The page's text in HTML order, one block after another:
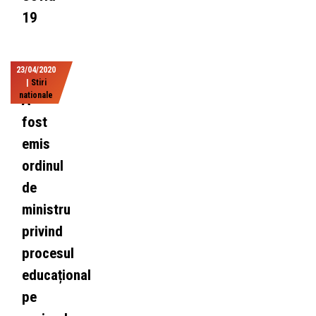
19
23/04/2020
Stiri
nationale
A
fost
emis
ordinul
de
ministru
privind
procesul
educațional
pe